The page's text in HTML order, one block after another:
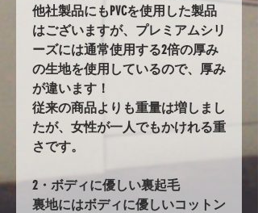
他社製品にもPVCを使用した製品
はございますが、プレミアムシリ
ーズには通常使用する2倍の厚み
の生地を使用しているので、厚み
が違います！
従来の商品よりも重量は増しまし
たが、女性が一人でもかけれる重
さです。
2・ボディに優しい裏起毛
裏地にはボディに優しいコットン